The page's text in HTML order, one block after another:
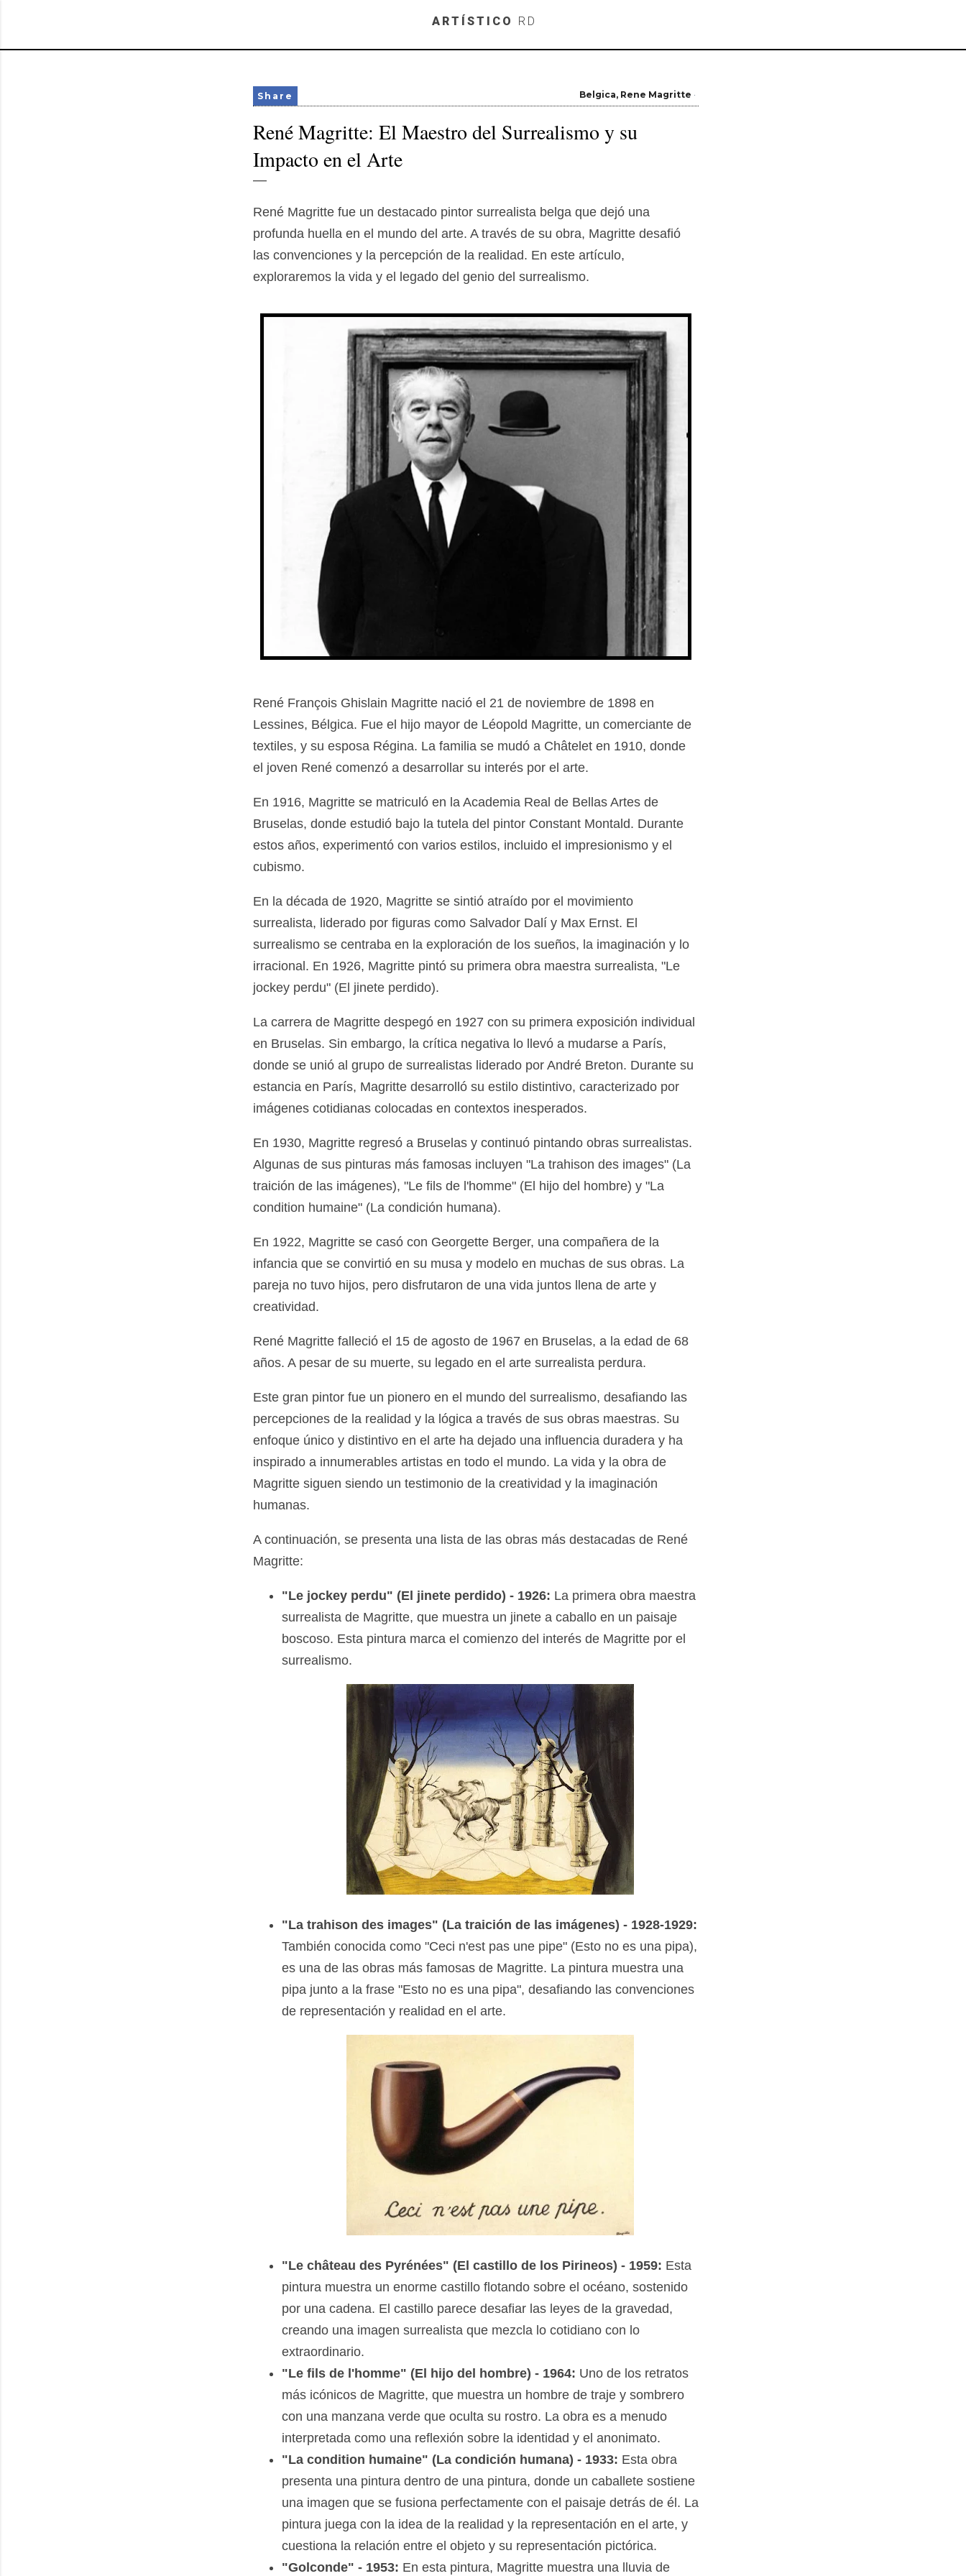
Skip to main content
ARTÍSTICO RD
Belgica Rene Magritte
Share
René Magritte: El Maestro del Surrealismo y su
Impacto en el Arte
René Magritte fue un destacado pintor surrealista belga que dejó una
profunda huella en el mundo del arte. A través de su obra, Magritte desafió
las convenciones y la percepción de la realidad. En este artículo,
exploraremos la vida y el legado del genio del surrealismo.
René François Ghislain Magritte nació el 21 de noviembre de 1898 en
Lessines, Bélgica. Fue el hijo mayor de Léopold Magritte, un comerciante de
textiles, y su esposa Régina. La familia se mudó a Châtelet en 1910, donde
el joven René comenzó a desarrollar su interés por el arte.
En 1916, Magritte se matriculó en la Academia Real de Bellas Artes de
Bruselas, donde estudió bajo la tutela del pintor Constant Montald. Durante
estos años, experimentó con varios estilos, incluido el impresionismo y el
cubismo.
En la década de 1920, Magritte se sintió atraído por el movimiento
surrealista, liderado por figuras como Salvador Dalí y Max Ernst. El
surrealismo se centraba en la exploración de los sueños, la imaginación y lo
irracional. En 1926, Magritte pintó su primera obra maestra surrealista, "Le
jockey perdu" (El jinete perdido).
La carrera de Magritte despegó en 1927 con su primera exposición individual
en Bruselas. Sin embargo, la crítica negativa lo llevó a mudarse a París,
donde se unió al grupo de surrealistas liderado por André Breton. Durante su
estancia en París, Magritte desarrolló su estilo distintivo, caracterizado por
imágenes cotidianas colocadas en contextos inesperados.
En 1930, Magritte regresó a Bruselas y continuó pintando obras surrealistas.
Algunas de sus pinturas más famosas incluyen "La trahison des images" (La
traición de las imágenes), "Le fils de l'homme" (El hijo del hombre) y "La
condition humaine" (La condición humana).
En 1922, Magritte se casó con Georgette Berger, una compañera de la
infancia que se convirtió en su musa y modelo en muchas de sus obras. La
pareja no tuvo hijos, pero disfrutaron de una vida juntos llena de arte y
creatividad.
René Magritte falleció el 15 de agosto de 1967 en Bruselas, a la edad de 68
años. A pesar de su muerte, su legado en el arte surrealista perdura.
Este gran pintor fue un pionero en el mundo del surrealismo, desafiando las
percepciones de la realidad y la lógica a través de sus obras maestras. Su
enfoque único y distintivo en el arte ha dejado una influencia duradera y ha
inspirado a innumerables artistas en todo el mundo. La vida y la obra de
Magritte siguen siendo un testimonio de la creatividad y la imaginación
humanas.
A continuación, se presenta una lista de las obras más destacadas de René
Magritte:
"Le jockey perdu" (El jinete perdido) - 1926: La primera obra maestra
surrealista de Magritte, que muestra un jinete a caballo en un paisaje
boscoso. Esta pintura marca el comienzo del interés de Magritte por el
surrealismo.
"La trahison des images" (La traición de las imágenes) - 1928-1929:
También conocida como "Ceci n'est pas une pipe" (Esto no es una pipa),
es una de las obras más famosas de Magritte. La pintura muestra una
pipa junto a la frase "Esto no es una pipa", desafiando las convenciones
de representación y realidad en el arte.
"Le château des Pyrénées" (El castillo de los Pirineos) - 1959: Esta
pintura muestra un enorme castillo flotando sobre el océano, sostenido
por una cadena. El castillo parece desafiar las leyes de la gravedad,
creando una imagen surrealista que mezcla lo cotidiano con lo
extraordinario.
"Le fils de l'homme" (El hijo del hombre) - 1964: Uno de los retratos
más icónicos de Magritte, que muestra un hombre de traje y sombrero
con una manzana verde que oculta su rostro. La obra es a menudo
interpretada como una reflexión sobre la identidad y el anonimato.
"La condition humaine" (La condición humana) - 1933: Esta obra
presenta una pintura dentro de una pintura, donde un caballete sostiene
una imagen que se fusiona perfectamente con el paisaje detrás de él. La
pintura juega con la idea de la realidad y la representación en el arte, y
cuestiona la relación entre el objeto y su representación pictórica.
"Golconde" - 1953: En esta pintura, Magritte muestra una lluvia de